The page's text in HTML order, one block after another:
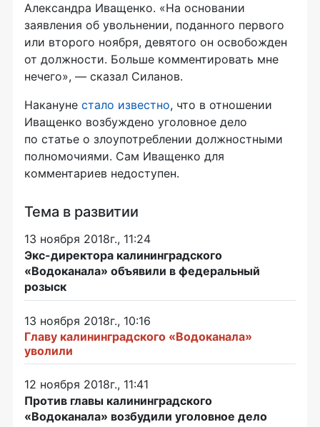
Александра Иващенко. «На основании
заявления об увольнении, поданного первого
или второго ноября, девятого он освобожден
от должности. Больше комментировать мне
нечего», — сказал Силанов.
Накануне стало известно, что в отношении
Иващенко возбуждено уголовное дело
по статье о злоупотреблении должностными
полномочиями. Сам Иващенко для
комментариев недоступен.
Тема в развитии
13 ноября 2018г., 11:24
Экс-директора калининградского
«Водоканала» объявили в федеральный
розыск
13 ноября 2018г., 10:16
Главу калининградского «Водоканала»
уволили
12 ноября 2018г., 11:41
Против главы калининградского
«Водоканала» возбудили уголовное дело